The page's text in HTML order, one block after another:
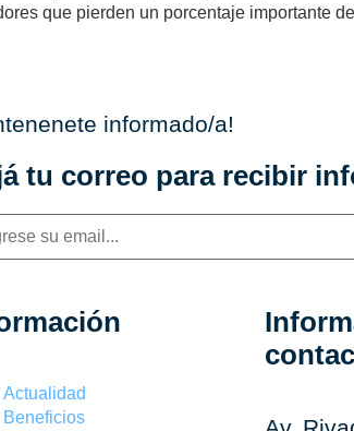
que pierden un porcentaje importante
informado/a!
tu correo para recibir
Actualidad
Beneficios